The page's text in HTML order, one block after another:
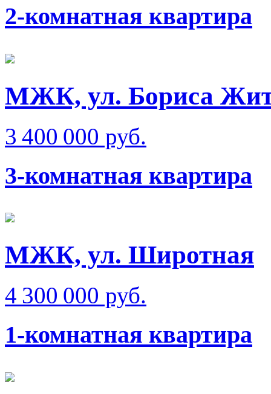
2-комнатная квартира
МЖК, ул. Бориса
3 400 000 руб.
3-комнатная квартира
МЖК, ул. Широтная
4 300 000 руб.
1-комнатная квартира